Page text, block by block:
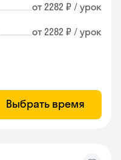
от 2282 ₽ / урок
от 2282 ₽ / урок
Выбрать время